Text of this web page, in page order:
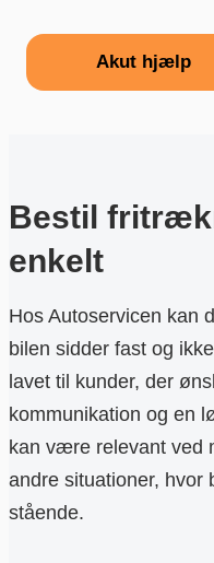
Akut hjælp
Bestil
enkelt
Hos Autoservicen kan
bilen sidder fast og
lavet til kunder, der
kommunikation og en
kan være relevant ved
andre situationer, hvor
stående.